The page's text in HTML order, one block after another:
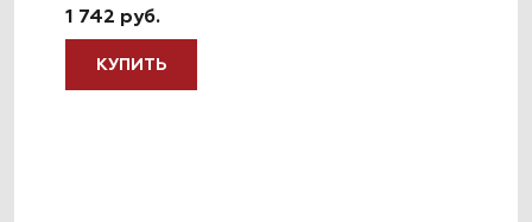
1 742 руб.
КУПИТЬ